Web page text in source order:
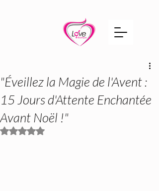
"Éveillez la Magie de l'Avent :
15 Jours d'Attente Enchantée
Avant Noël !"
Noté NaN étoiles sur 5.